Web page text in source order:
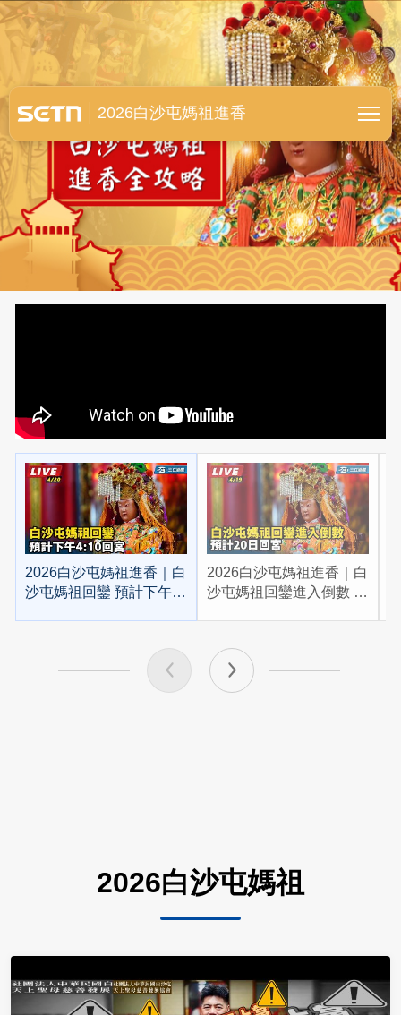
白沙屯媽祖進香全紀錄
2026白沙屯媽祖進香
2026白沙屯媽祖進香｜白
沙屯媽祖回鑾 預計下午
2026白沙屯媽祖進香｜白
沙屯媽祖回鑾進入倒數 預
2026白沙屯媽祖